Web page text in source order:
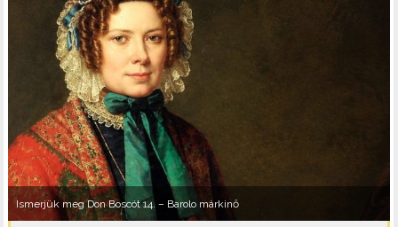
Ismerjük meg Don Boscót 14. – Barolo márkinő